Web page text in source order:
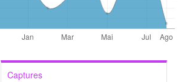
Captures